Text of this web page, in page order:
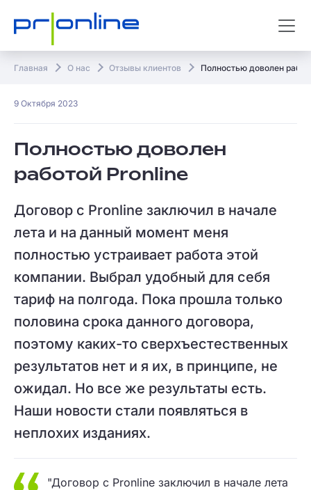
Главная О нас Отзывы клиентов Полностью доволен
9 Октября 2023
Полностью доволен
работой Pronline
Договор с Pronline заключил в начале
лета и на данный момент меня
полностью устраивает работа этой
компании. Выбрал удобный для себя
тариф на полгода. Пока прошла только
половина срока данного договора,
поэтому каких-то сверхъестественных
результатов нет и я их, в принципе, не
ожидал. Но все же результаты есть.
Наши новости стали появляться в
неплохих изданиях.
"Договор с Pronline заключил в начале лета